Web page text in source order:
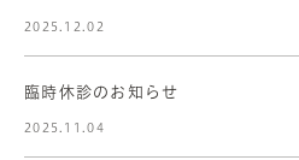
2025.12.02
臨時休診のお知らせ
2025.11.04